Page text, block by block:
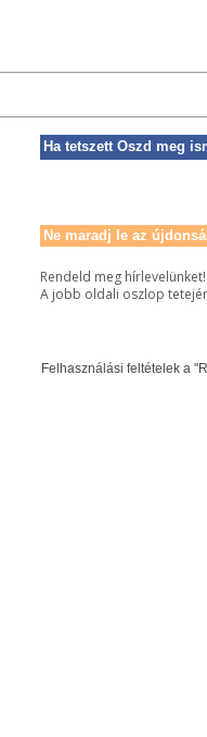
Ha tetszett Oszd meg
Ne maradj le az
Rendeld meg hírlevelünket!
A jobb oldali oszlop
Felhasználási feltételek a